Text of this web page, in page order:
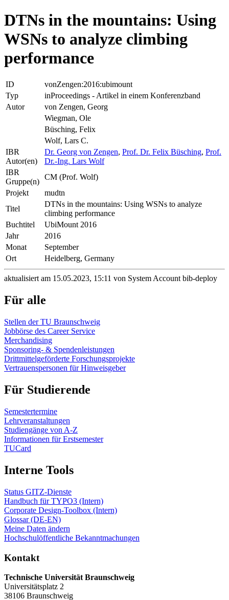
DTNs in the mountains: Using
WSNs to analyze climbing
performance
ID
vonZengen:2016:ubimount
Typ
inProceedings - Artikel in einem Konferenzband
Autor
von Zengen, Georg
Wiegman, Ole
Büsching, Felix
Wolf, Lars C.
IBR
Autor(en)
Dr. Georg von Zengen, Prof. Dr. Felix Büsching, Prof.
Dr.-Ing. Lars Wolf
IBR
Gruppe(n)
CM (Prof. Wolf)
Projekt
mudtn
Titel
DTNs in the mountains: Using WSNs to analyze
climbing performance
Buchtitel
UbiMount 2016
Jahr
2016
Monat
September
Ort
Heidelberg, Germany
aktualisiert am 15.05.2023, 15:11 von System Account bib-deploy
Für alle
Stellen der TU Braunschweig
Jobbörse des Career Service
Merchandising
Sponsoring- & Spendenleistungen
Drittmittelgeförderte Forschungsprojekte
Vertrauenspersonen für Hinweisgeber
Für Studierende
Semestertermine
Lehrveranstaltungen
Studiengänge von A-Z
Informationen für Erstsemester
TUCard
Interne Tools
Status GITZ-Dienste
Handbuch für TYPO3 (Intern)
Corporate Design-Toolbox (Intern)
Glossar (DE-EN)
Meine Daten ändern
Hochschulöffentliche Bekanntmachungen
Kontakt
Technische Universität Braunschweig
Universitätsplatz 2
38106 Braunschweig